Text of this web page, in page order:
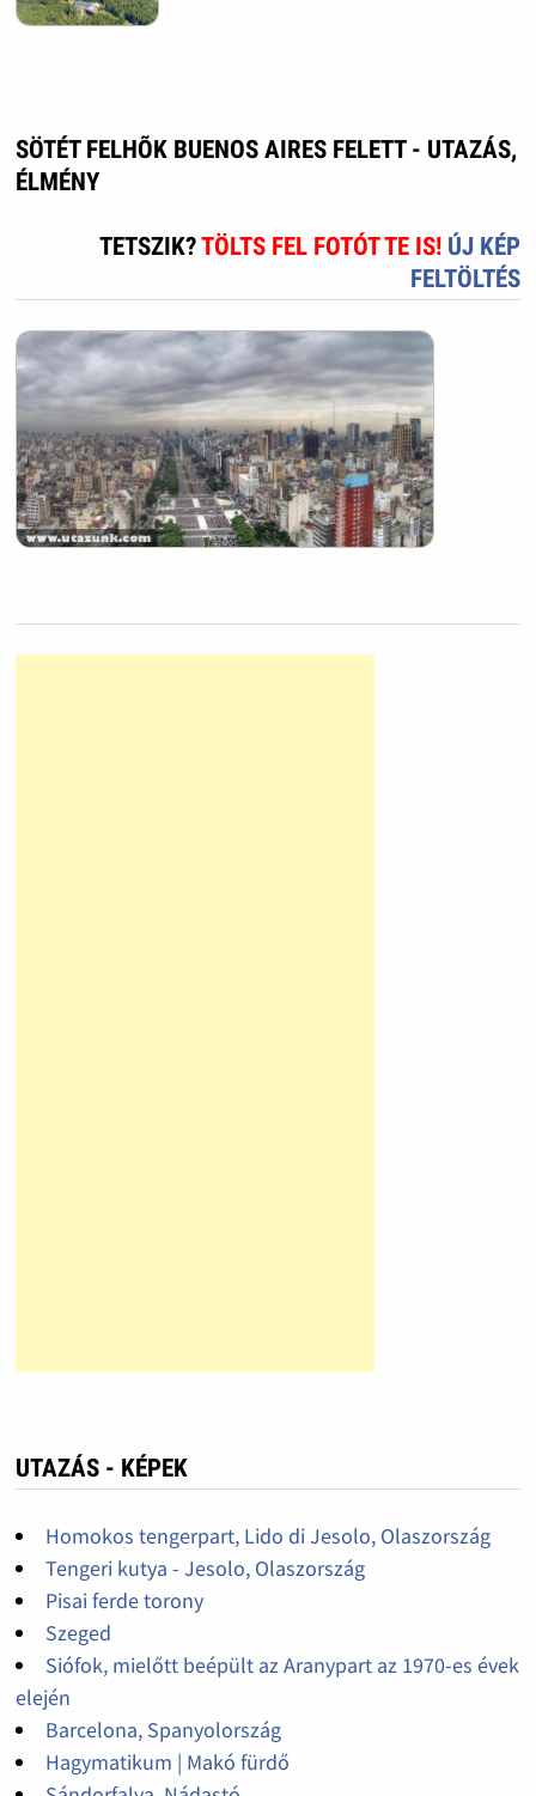
SÖTÉT FELHÕK BUENOS AIRES FELETT - UTAZÁS,
ÉLMÉNY
TETSZIK?TÖLTS FEL FOTÓT TE IS! ÚJ KÉP
FELTÖLTÉS
UTAZÁS - KÉPEK
Homokos tengerpart, Lido di Jesolo, Olaszország
Tengeri kutya - Jesolo, Olaszország
Pisai ferde torony
Szeged
Siófok, mielőtt beépült az Aranypart az 1970-es évek
elején
Barcelona, Spanyolország
Hagymatikum | Makó fürdő